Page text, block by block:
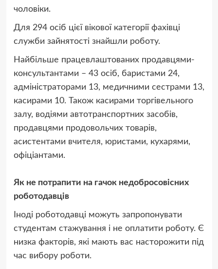
чоловіки.
Для 294 осіб цієї вікової категорії фахівці
служби зайнятості знайшли роботу.
Найбільше працевлаштованих продавцями-
консультантами – 43 осіб, баристами 24,
адміністраторами 13, медичними сестрами 13,
касирами 10. Також касирами торгівельного
залу, водіями автотранспортних засобів,
продавцями продовольчих товарів,
асистентами вчителя, юристами, кухарями,
офіціантами.
Як не потрапити на гачок недобросовісних
роботодавців
Іноді роботодавці можуть запропонувати
студентам стажування і не оплатити роботу. Є
низка факторів, які мають вас насторожити під
час вибору роботи.